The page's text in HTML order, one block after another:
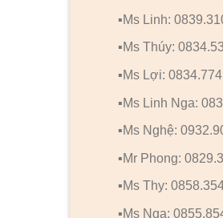
▪️Ms Linh:
▪️Ms Thúy:
▪️Ms Lợi:
▪️Ms Linh Nga:
▪️Ms Nghệ:
▪️Mr Phong:
▪️Ms Thy:
▪️Ms Nga: